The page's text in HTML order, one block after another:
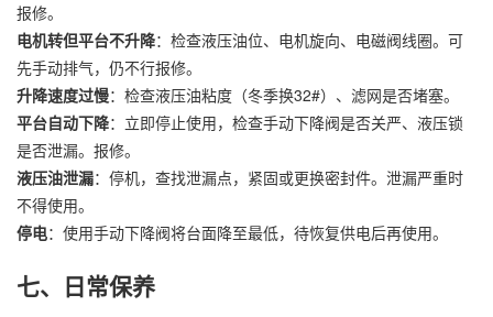
报修。
电机转但平台不升降：检查液压油位、电机旋向、电磁阀线圈。可
先手动排气，仍不行报修。
升降速度过慢：检查液压油粘度（冬季换32#）、滤网是否堵塞。
平台自动下降：立即停止使用，检查手动下降阀是否关严、液压锁
是否泄漏。报修。
液压油泄漏：停机，查找泄漏点，紧固或更换密封件。泄漏严重时
不得使用。
停电：使用手动下降阀将台面降至最低，待恢复供电后再使用。
七、日常保养